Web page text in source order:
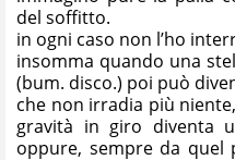
del soffitto.
in ogni caso non l’ho
insomma quando una
(bum. disco.) poi può
che non irradia più
gravità in giro diventa
oppure, sempre da quel